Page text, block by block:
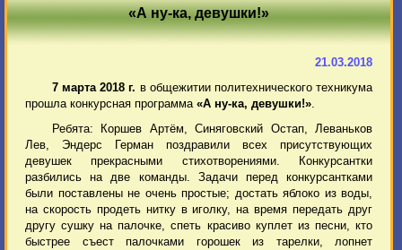
«А ну-ка, девушки!»
21.03.2018
7 марта 2018 г. в общежитии политехнического техникума
прошла конкурсная программа «А ну-ка, девушки!».
Ребята: Коршев Артём, Синяговский Остап, Леваньков
Лев, Эндерс Герман поздравили всех присутствующих
девушек прекрасными стихотворениями. Конкурсантки
разбились на две команды. Задачи перед конкурсантками
были поставлены не очень простые; достать яблоко из воды,
на скорость продеть нитку в иголку, на время передать друг
другу сушку на палочке, спеть красиво куплет из песни, кто
быстрее съест палочками горошек из тарелки, лопнет